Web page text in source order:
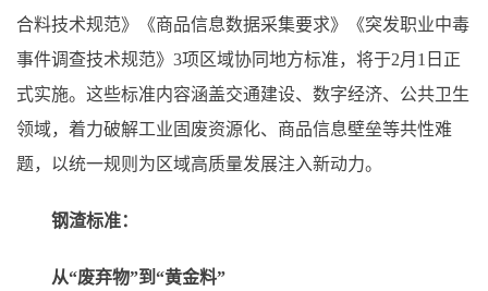
合料技术规范》《商品信息数据采集要求》《突发职业中毒
事件调查技术规范》3项区域协同地方标准，将于2月1日正
式实施。这些标准内容涵盖交通建设、数字经济、公共卫生
领域，着力破解工业固废资源化、商品信息壁垒等共性难
题，以统一规则为区域高质量发展注入新动力。
钢渣标准：
从“废弃物”到“黄金料”